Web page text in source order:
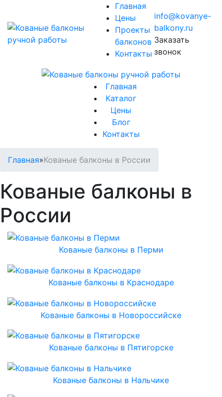
Главная
Цены
Проекты
балконов
Контакты
info@kovanye-
balkony.ru
Заказать
звонок
Главная
Каталог
Цены
Блог
Контакты
Главная»Кованые балконы в России
Кованые балконы в
России
Кованые балконы в Перми
Кованые балконы в Краснодаре
Кованые балконы в Новороссийске
Кованые балконы в Пятигорске
Кованые балконы в Нальчике